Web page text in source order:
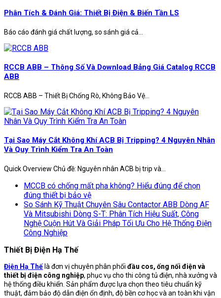
Phân Tích & Đánh Giá: Thiết Bị Điện & Biến Tần LS
Báo cáo đánh giá chất lượng, so sánh giá cả...
RCCB ABB – Thông Số Và Download Bảng Giá Catalog RCCB
ABB
RCCB ABB – Thiết Bị Chống Rò, Không Bảo Vệ...
Tại Sao Máy Cắt Không Khí ACB Bị Tripping? 4 Nguyên Nhân
Và Quy Trình Kiểm Tra An Toàn
Quick Overview Chủ đề: Nguyên nhân ACB bị trip và...
MCCB có chống mất pha không? Hiểu đúng để chọn
đúng thiết bị bảo vệ
So Sánh Kỹ Thuật Chuyên Sâu Contactor ABB Dòng AF
Và Mitsubishi Dòng S-T: Phân Tích Hiệu Suất, Công
Nghệ Cuộn Hút Và Giải Pháp Tối Ưu Cho Hệ Thống Điện
Công Nghiệp
Thiết Bị Điện Hạ Thế
Điện Hạ Thế là đơn vị chuyên phân phối đầu cos, ống nối điện và
thiết bị điện công nghiệp, phục vụ cho thi công tủ điện, nhà xưởng và
hệ thống điều khiển. Sản phẩm được lựa chọn theo tiêu chuẩn kỹ
thuật, đảm bảo độ dẫn điện ổn định, độ bền cơ học và an toàn khi vận